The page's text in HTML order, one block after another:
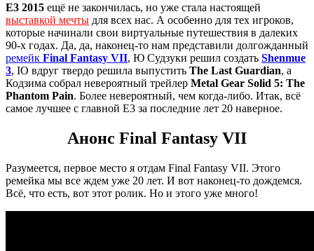
Е3 2015 ещё не закончилась, но уже стала настоящей
выставкой мечты для всех нас. А особенно для тех игроков,
которые начинали свои виртуальные путешествия в далеких
90-х годах. Да, да, наконец-то нам представили долгожданный
ремейк Final Fantasy VII, Ю Судзуки решил создать Shenmue
3, IO вдруг твердо решила выпустить The Last Guardian, а
Кодзима собрал невероятный трейлер Metal Gear Solid 5: The
Phantom Pain. Более невероятный, чем когда-либо. Итак, всё
самое лучшее с главной E3 за последние лет 20 наверное.
Анонс Final Fantasy VII
Разумеется, первое место я отдам Final Fantasy VII. Этого
ремейка мы все ждем уже 20 лет. И вот наконец-то дождемся.
Всё, что есть, вот этот ролик. Но и этого уже много!